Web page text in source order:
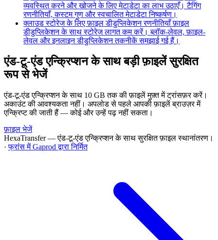
व्यवस्थित करने और खोजने के लिए मेटाडेटा का लाभ उठाएँ। टैगिंग
रणनीतियाँ, कस्टम गुण और स्वचालित मेटाडेटा निष्कर्षण।
क्लाउड स्टोरेज के लिए फ़ाइल डीडुप्लिकेशन रणनीतियाँ फ़ाइल
डीडुप्लिकेशन के साथ स्टोरेज लागत कम करें। ब्लॉक-लेवल, फ़ाइल-
लेवल और इनलाइन डीडुप्लिकेशन तकनीकें समझाई गई हैं।
एंड-टू-एंड एन्क्रिप्शन के साथ बड़ी फ़ाइलें सुरक्षित
रूप से भेजें
एंड-टू-एंड एन्क्रिप्शन के साथ 10 GB तक की फ़ाइलें मुफ़्त में ट्रांसफ़र करें।
अकाउंट की आवश्यकता नहीं। अपलोड से पहले आपकी फ़ाइलें ब्राउज़र में
एन्क्रिप्ट की जाती हैं — कोई और उन्हें पढ़ नहीं सकता।
फ़ाइल भेजें
HexaTransfer — एंड-टू-एंड एन्क्रिप्शन के साथ सुरक्षित फ़ाइल स्थानांतरण।
· फ्रांस में Gaprod द्वारा निर्मित